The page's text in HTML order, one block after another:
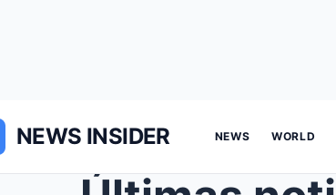
NEWS INSIDER NEWS WORLD